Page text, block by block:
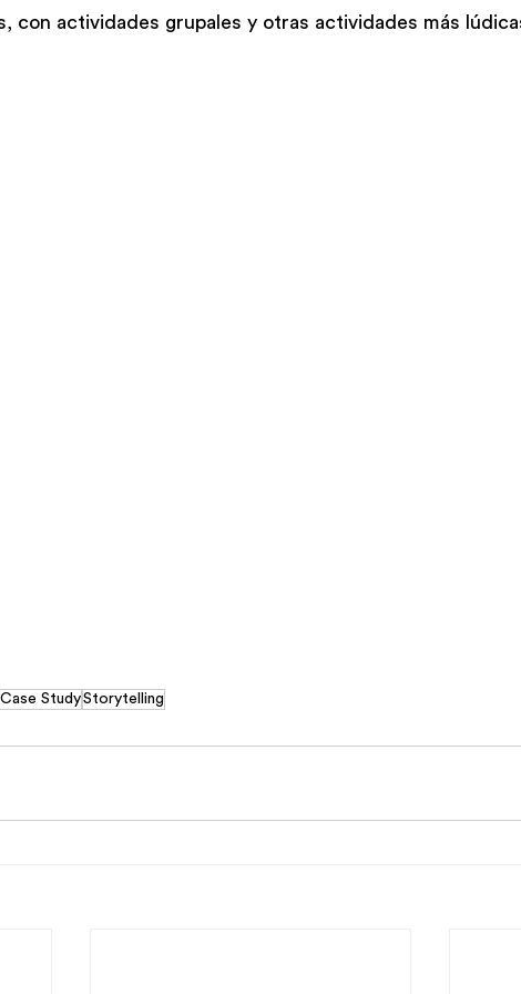
con actividades grupales y otras actividades más
Case StudyStorytelling